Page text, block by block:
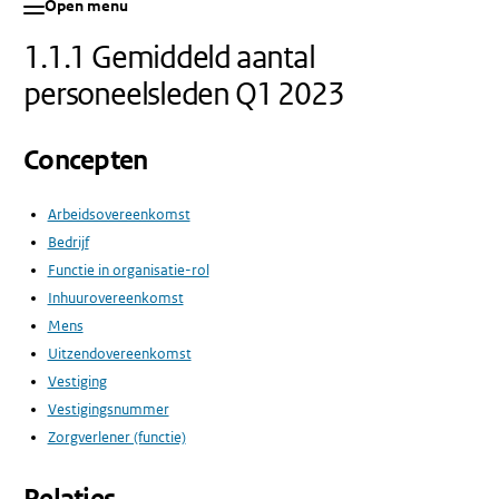
Open menu
1.1.1 Gemiddeld aantal
personeelsleden Q1 2023
Concepten
Arbeidsovereenkomst
Bedrijf
Functie in organisatie-rol
Inhuurovereenkomst
Mens
Uitzendovereenkomst
Vestiging
Vestigingsnummer
Zorgverlener (functie)